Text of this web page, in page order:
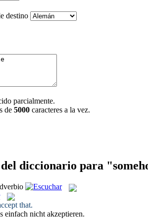
destino
parcialmente.
de 5000 caracteres a la vez.
diccionario para
that.
einfach nicht akzeptieren.